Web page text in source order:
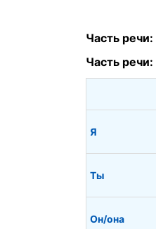
Часть речи:
Часть речи:
Я
Ты
Он/она